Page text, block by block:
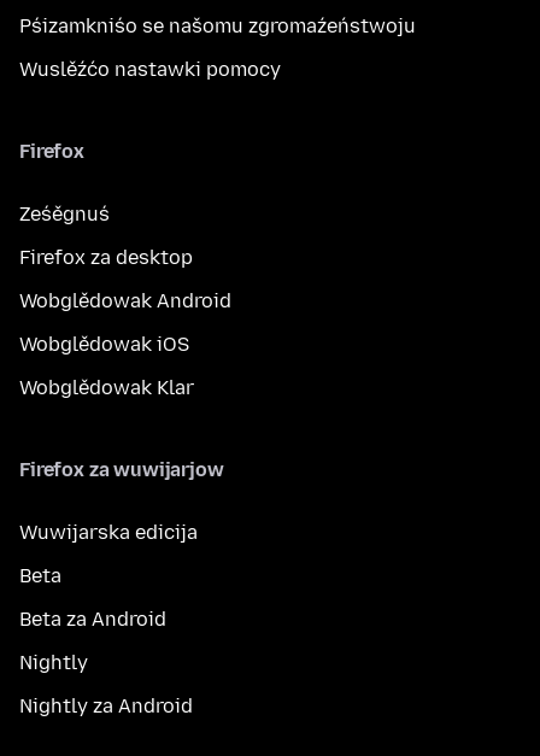
Pśizamkniśo se našomu zgromaźeństwoju
Wuslěźćo nastawki pomocy
Firefox
Ześěgnuś
Firefox za desktop
Wobglědowak Android
Wobglědowak iOS
Wobglědowak Klar
Firefox za wuwijarjow
Wuwijarska edicija
Beta
Beta za Android
Nightly
Nightly za Android